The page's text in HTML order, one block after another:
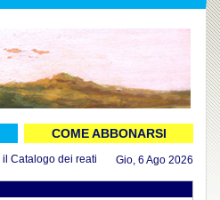
COME ABBONARSI
Catalogo dei reati aggiornato al 16 luglio 2026
Gio, 6 Ago 2026